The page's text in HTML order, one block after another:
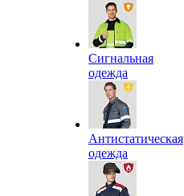
Сигнальная
одежда
Антистатическая
одежда